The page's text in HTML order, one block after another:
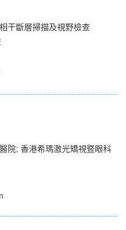
干斷層掃描及視野檢查
院; 香港希瑪激光矯視暨眼科